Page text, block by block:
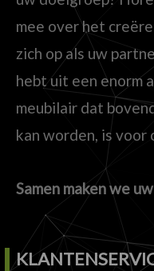
mee over het
zich op als uw
hebt uit een enorm
meubilair dat
kan worden, is voor
Samen maken we